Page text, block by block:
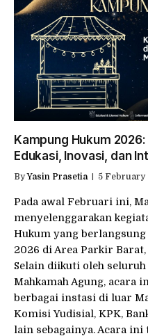
Kampung Hukum
Edukasi, Inovasi, dan
By Yasin Prasetia 5 February
Pada awal Februari ini,
menyelenggarakan
Hukum yang
2026 di Area Parkir Barat,
Selain diikuti oleh
Mahkamah Agung, acara
berbagai instasi di luar
Komisi Yudisial, KPK,
lain sebagainya. Acara